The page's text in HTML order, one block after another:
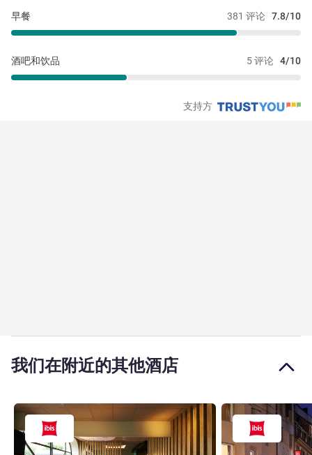
381 评论 7.8/10
早餐
5 评论 4/10
酒吧和饮品
支持方
我们在附近的其他酒店